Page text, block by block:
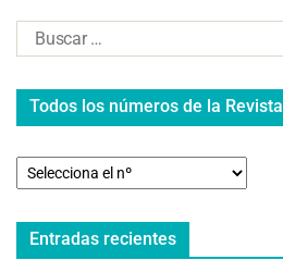
Todos los números de la Revista
Entradas recientes